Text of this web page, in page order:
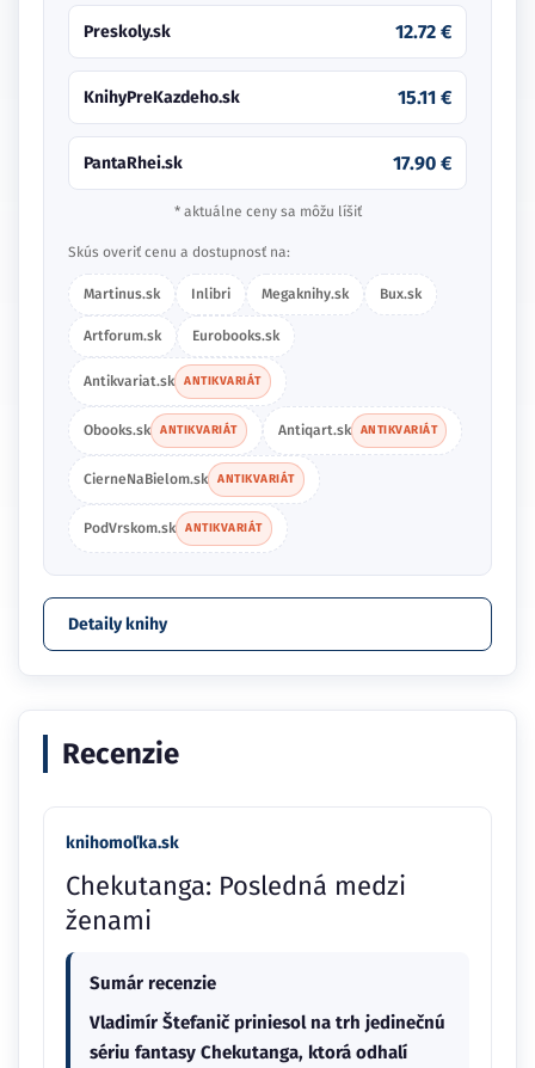
Preskoly.sk 12.72 €
KnihyPreKazdeho.sk 15.11 €
PantaRhei.sk 17.90 €
* aktuálne ceny sa môžu líšiť
Skús overiť cenu a dostupnosť na:
Martinus.sk Inlibri Megaknihy.sk Bux.sk
Artforum.sk Eurobooks.sk
Antikvariat.sk ANTIKVARIÁT
Obooks.sk ANTIKVARIÁT Antiqart.sk ANTIKVARIÁT
CierneNaBielom.sk ANTIKVARIÁT
PodVrskom.sk ANTIKVARIÁT
Detaily knihy
Recenzie
knihomoľka.sk
Chekutanga: Posledná medzi
ženami
Sumár recenzie
Vladimír Štefanič priniesol na trh jedinečnú
sériu fantasy Chekutanga, ktorá odhalí